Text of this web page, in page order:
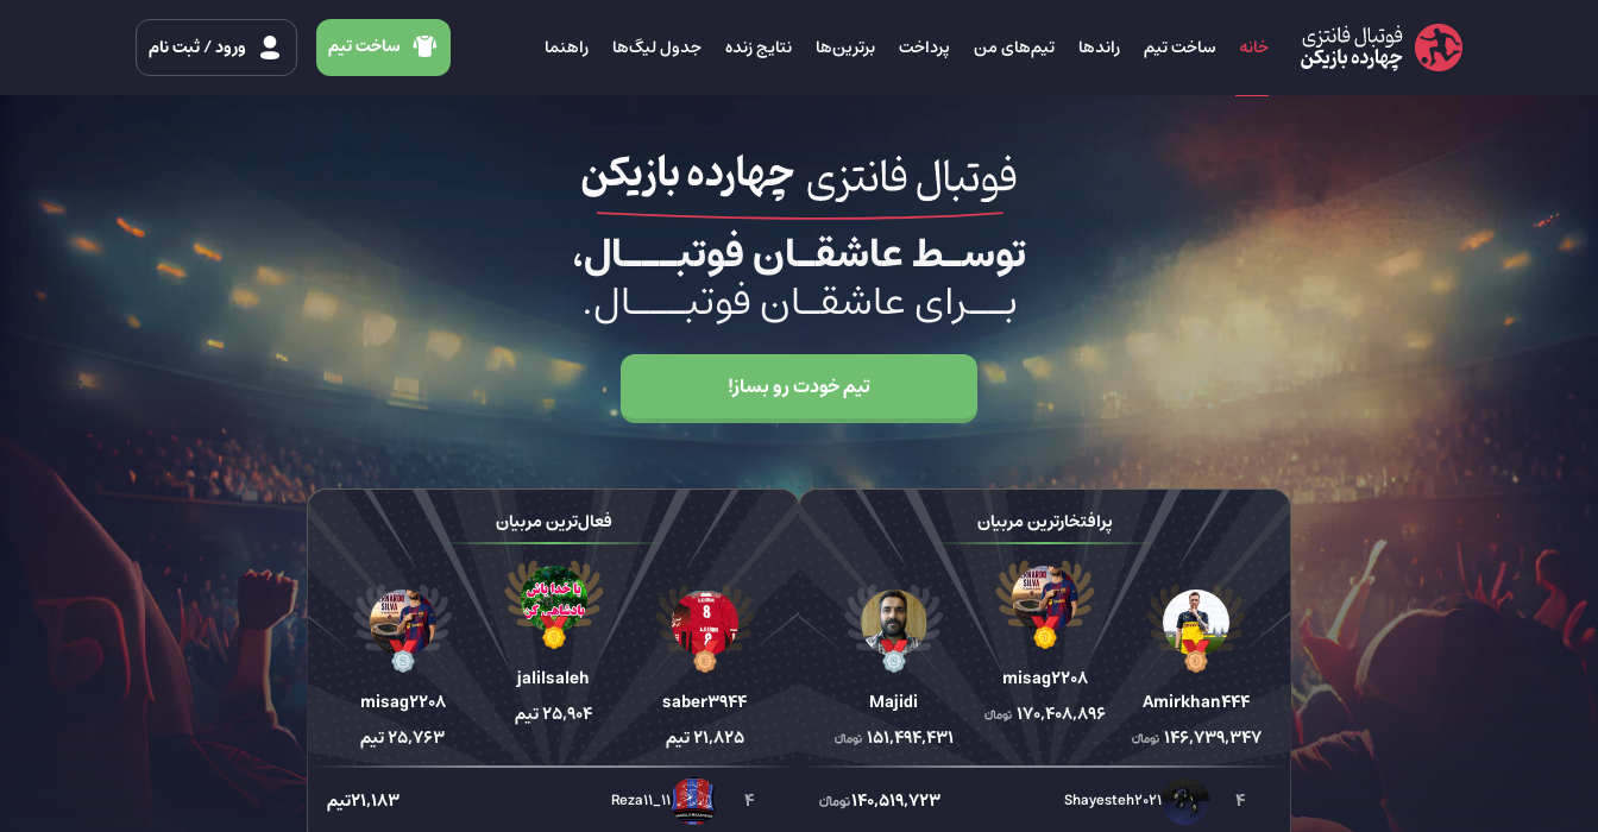
خانه ساخت تیم راندها تیم‌های من پرداخت برترین‌ها نتایج زنده جدول لیگ‌ها راهنما ساخت تیم ورود/ ثبت نام
توسـط عاشقـان فوتبـــال،
بــرای عاشقـان فوتبـــال.
تیم خودت رو بساز!
پرافتخارترین مربیان
misag2208
170,408,896
Majidi
151,494,431
Amirkhan444
146,739,347
4
Shayesteh2021
140,519,723
فعال‌ترین مربیان
jalilsaleh
25,904تیم
misag2208
25,763تیم
saber3944
21,825تیم
4
Reza11_11
21,183تیم